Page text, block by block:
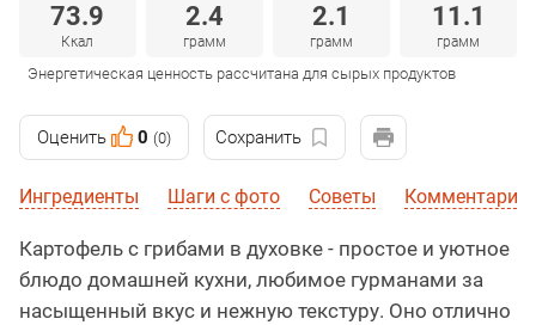
73.9
Ккал
2.4
грамм
2.1
грамм
11.1
грамм
Энергетическая ценность рассчитана для сырых продуктов
Оценить 0 (0) Сохранить
Ингредиенты Шаги с фото Советы Комментарии
Картофель с грибами в духовке - простое и уютное
блюдо домашней кухни, любимое гурманами за
насыщенный вкус и нежную текстуру. Оно отлично